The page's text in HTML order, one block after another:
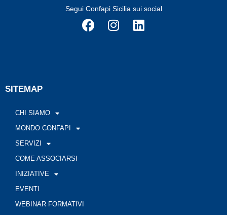
Segui Confapi Sicilia sui social
SITEMAP
CHI SIAMO
MONDO CONFAPI
SERVIZI
COME ASSOCIARSI
INIZIATIVE
EVENTI
WEBINAR FORMATIVI